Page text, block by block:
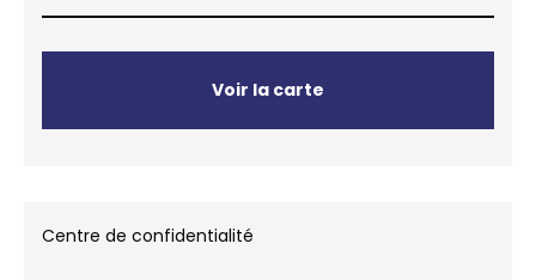
Voir la carte
Centre de confidentialité